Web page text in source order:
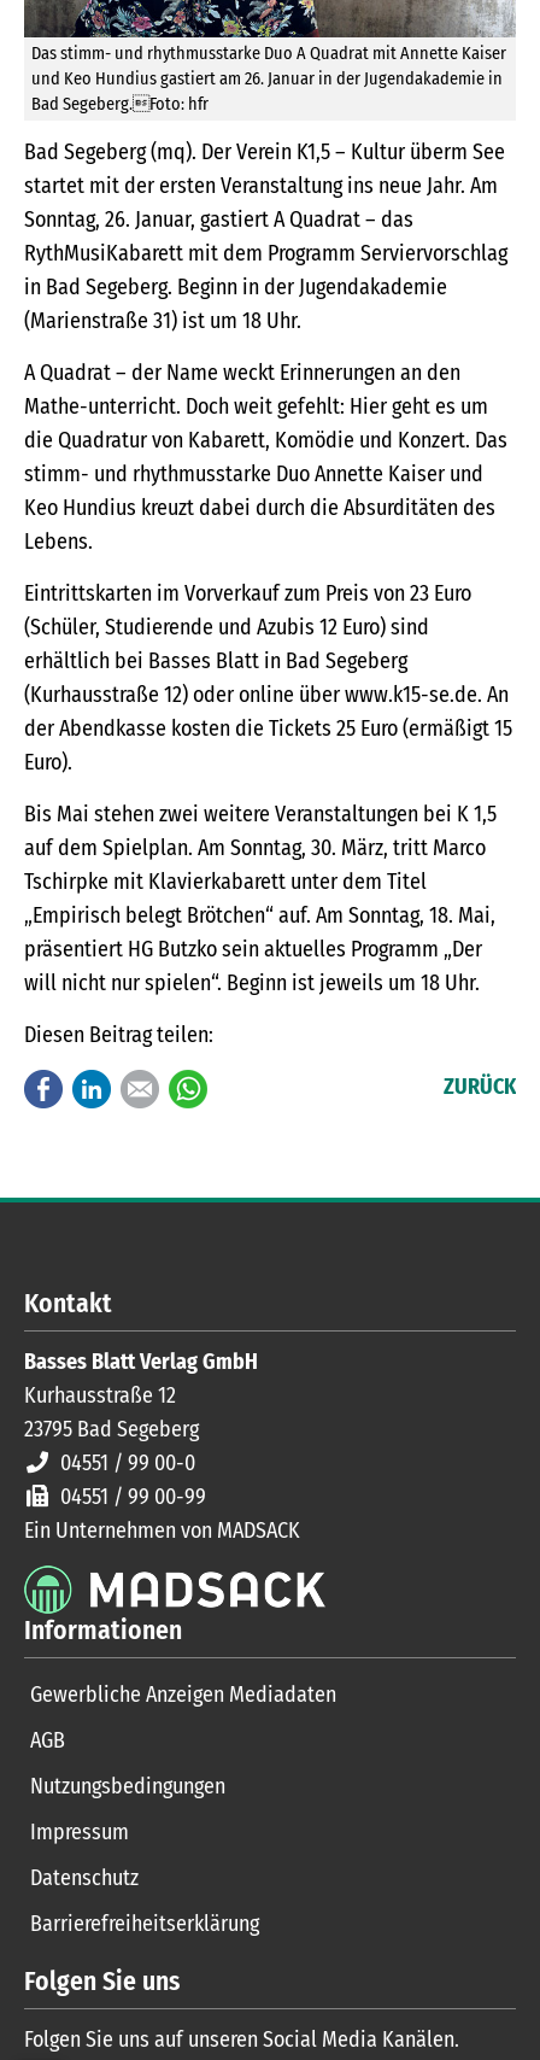
Das stimm- und rhythmusstarke Duo A Quadrat mit Annette Kaiser
und Keo Hundius gastiert am 26. Januar in der Jugendakademie in
Bad Segeberg.Foto: hfr
Bad Segeberg (mq). Der Verein K1,5 – Kultur überm See
startet mit der ersten Veranstaltung ins neue Jahr. Am
Sonntag, 26. Januar, gastiert A Quadrat – das
RythMusiKabarett mit dem Programm Serviervorschlag
in Bad Segeberg. Beginn in der Jugendakademie
(Marienstraße 31) ist um 18 Uhr.
A Quadrat – der Name weckt Erinnerungen an den
Mathe-unterricht. Doch weit gefehlt: Hier geht es um
die Quadratur von Kabarett, Komödie und Konzert. Das
stimm- und rhythmusstarke Duo Annette Kaiser und
Keo Hundius kreuzt dabei durch die Absurditäten des
Lebens.
Eintrittskarten im Vorverkauf zum Preis von 23 Euro
(Schüler, Studierende und Azubis 12 Euro) sind
erhältlich bei Basses Blatt in Bad Segeberg
(Kurhausstraße 12) oder online über www.k15-se.de. An
der Abendkasse kosten die Tickets 25 Euro (ermäßigt 15
Euro).
Bis Mai stehen zwei weitere Veranstaltungen bei K 1,5
auf dem Spielplan. Am Sonntag, 30. März, tritt Marco
Tschirpke mit Klavierkabarett unter dem Titel
„Empirisch belegt Brötchen“ auf. Am Sonntag, 18. Mai,
präsentiert HG Butzko sein aktuelles Programm „Der
will nicht nur spielen“. Beginn ist jeweils um 18 Uhr.
Diesen Beitrag teilen:
FacebookLinkedInE-mail ZURÜCK
Kontakt
Basses Blatt Verlag GmbH
Kurhausstraße 12
23795 Bad Segeberg
04551 / 99 00-0
04551 / 99 00-99
Ein Unternehmen von MADSACK
Informationen
Gewerbliche Anzeigen Mediadaten
AGB
Nutzungsbedingungen
Impressum
Datenschutz
Barrierefreiheitserklärung
Folgen Sie uns
Folgen Sie uns auf unseren Social Media Kanälen.